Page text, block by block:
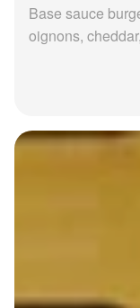
Base sauce
oignons,